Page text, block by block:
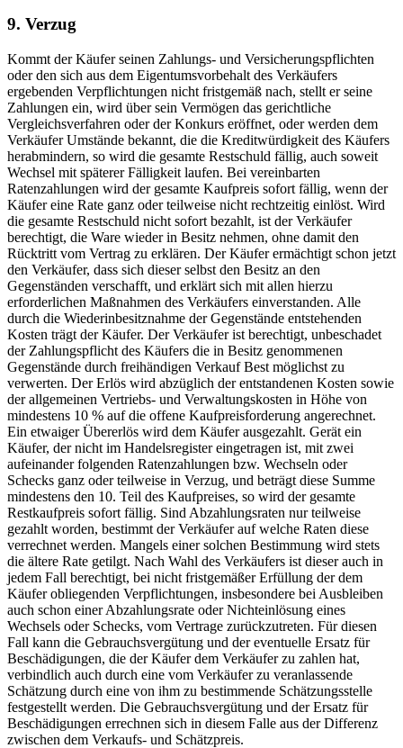
9. Verzug
Kommt der Käufer seinen Zahlungs- und Versicherungspflichten
oder den sich aus dem Eigentumsvorbehalt des Verkäufers
ergebenden Verpflichtungen nicht fristgemäß nach, stellt er seine
Zahlungen ein, wird über sein Vermögen das gerichtliche
Vergleichsverfahren oder der Konkurs eröffnet, oder werden dem
Verkäufer Umstände bekannt, die die Kreditwürdigkeit des Käufers
herabmindern, so wird die gesamte Restschuld fällig, auch soweit
Wechsel mit späterer Fälligkeit laufen. Bei vereinbarten
Ratenzahlungen wird der gesamte Kaufpreis sofort fällig, wenn der
Käufer eine Rate ganz oder teilweise nicht rechtzeitig einlöst. Wird
die gesamte Restschuld nicht sofort bezahlt, ist der Verkäufer
berechtigt, die Ware wieder in Besitz nehmen, ohne damit den
Rücktritt vom Vertrag zu erklären. Der Käufer ermächtigt schon jetzt
den Verkäufer, dass sich dieser selbst den Besitz an den
Gegenständen verschafft, und erklärt sich mit allen hierzu
erforderlichen Maßnahmen des Verkäufers einverstanden. Alle
durch die Wiederinbesitznahme der Gegenstände entstehenden
Kosten trägt der Käufer. Der Verkäufer ist berechtigt, unbeschadet
der Zahlungspflicht des Käufers die in Besitz genommenen
Gegenstände durch freihändigen Verkauf Best möglichst zu
verwerten. Der Erlös wird abzüglich der entstandenen Kosten sowie
der allgemeinen Vertriebs- und Verwaltungskosten in Höhe von
mindestens 10 % auf die offene Kaufpreisforderung angerechnet.
Ein etwaiger Übererlös wird dem Käufer ausgezahlt. Gerät ein
Käufer, der nicht im Handelsregister eingetragen ist, mit zwei
aufeinander folgenden Ratenzahlungen bzw. Wechseln oder
Schecks ganz oder teilweise in Verzug, und beträgt diese Summe
mindestens den 10. Teil des Kaufpreises, so wird der gesamte
Restkaufpreis sofort fällig. Sind Abzahlungsraten nur teilweise
gezahlt worden, bestimmt der Verkäufer auf welche Raten diese
verrechnet werden. Mangels einer solchen Bestimmung wird stets
die ältere Rate getilgt. Nach Wahl des Verkäufers ist dieser auch in
jedem Fall berechtigt, bei nicht fristgemäßer Erfüllung der dem
Käufer obliegenden Verpflichtungen, insbesondere bei Ausbleiben
auch schon einer Abzahlungsrate oder Nichteinlösung eines
Wechsels oder Schecks, vom Vertrage zurückzutreten. Für diesen
Fall kann die Gebrauchsvergütung und der eventuelle Ersatz für
Beschädigungen, die der Käufer dem Verkäufer zu zahlen hat,
verbindlich auch durch eine vom Verkäufer zu veranlassende
Schätzung durch eine von ihm zu bestimmende Schätzungsstelle
festgestellt werden. Die Gebrauchsvergütung und der Ersatz für
Beschädigungen errechnen sich in diesem Falle aus der Differenz
zwischen dem Verkaufs- und Schätzpreis.